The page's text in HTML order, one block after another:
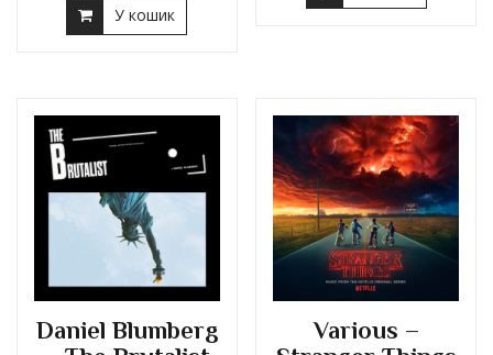
У кошик
Daniel Blumberg
Various –